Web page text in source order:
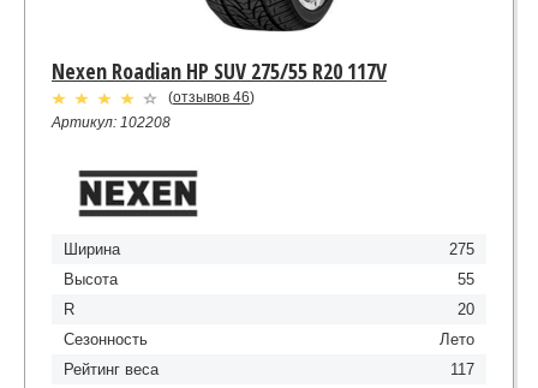
Nexen Roadian HP SUV 275/55 R20 117V
(отзывов 46)
Артикул: 102208
Ширина
275
Высота
55
R
20
Сезонность
Лето
Рейтинг веса
117